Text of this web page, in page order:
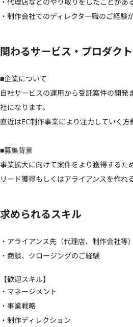
・制作会社でのディレクター職のご経験
関わるサービス・プロダクト
■企業について
自社サービスの運用から受託案件の開発
社になります。
直近はEC制作事業により注力していく方
■募集背景
事業拡大に向けて案件をより獲得するた
リード獲得もしくはアライアンスを作れ
求められるスキル
・アライアンス先（代理店、制作会社等
・商談、クロージングのご経験
【歓迎スキル】
・マネージメント
・事業戦略
・制作ディレクション